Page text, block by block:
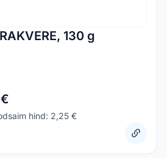
130 g
hind: 2,25 €